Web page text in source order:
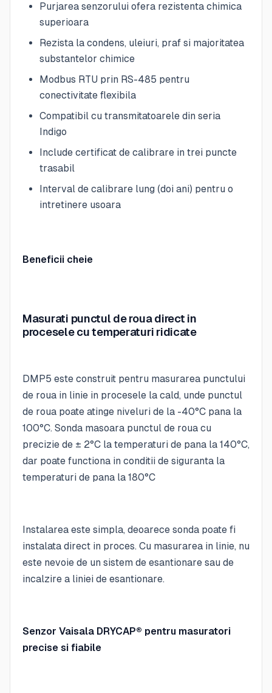
Purjarea senzorului ofera rezistenta chimica
superioara
Rezista la condens, uleiuri, praf si majoritatea
substantelor chimice
Modbus RTU prin RS-485 pentru
conectivitate flexibila
Compatibil cu transmitatoarele din seria
Indigo
Include certificat de calibrare in trei puncte
trasabil
Interval de calibrare lung (doi ani) pentru o
intretinere usoara
Beneficii cheie
Masurati punctul de roua direct in
procesele cu temperaturi ridicate
DMP5 este construit pentru masurarea punctului
de roua in linie in procesele la cald, unde punctul
de roua poate atinge niveluri de la -40°C pana la
100°C. Sonda masoara punctul de roua cu
precizie de ± 2°C la temperaturi de pana la 140°C,
dar poate functiona in conditii de siguranta la
temperaturi de pana la 180°C
Instalarea este simpla, deoarece sonda poate fi
instalata direct in proces. Cu masurarea in linie, nu
este nevoie de un sistem de esantionare sau de
incalzire a liniei de esantionare.
Senzor Vaisala DRYCAP® pentru masuratori
precise si fiabile